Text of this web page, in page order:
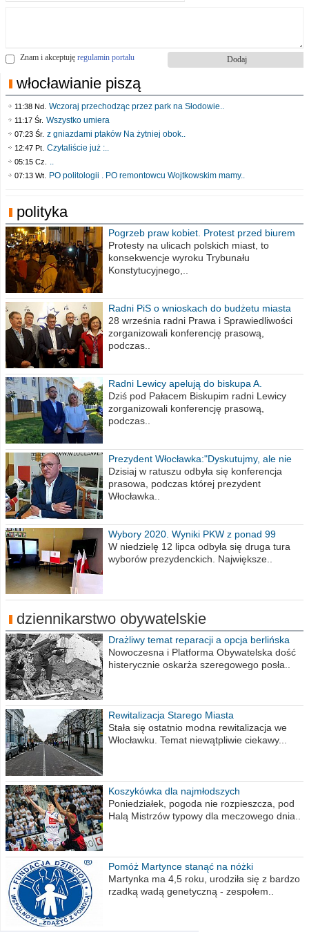
Znam i akceptuję regulamin portalu
włocławianie piszą
11:38 Nd. Wczoraj przechodząc przez park na Słodowie..
11:17 Śr. Wszystko umiera
07:23 Śr. z gniazdami ptaków Na żytniej obok..
12:47 Pt. Czytaliście już :..
05:15 Cz. ..
07:13 Wt. PO politologii . PO remontowcu Wojtkowskim mamy..
polityka
Pogrzeb praw kobiet. Protest przed biurem
poselskim PiS
Protesty na ulicach polskich miast, to
konsekwencje wyroku Trybunału
Konstytucyjnego,..
Radni PiS o wnioskach do budżetu miasta
na 2021 rok
28 września radni Prawa i Sprawiedliwości
zorganizowali konferencję prasową,
podczas..
Radni Lewicy apelują do biskupa A.
Wiesława Meringa
Dziś pod Pałacem Biskupim radni Lewicy
zorganizowali konferencję prasową,
podczas..
Prezydent Włocławka:"Dyskutujmy, ale nie
obrażajmy się”
Dzisiaj w ratuszu odbyła się konferencja
prasowa, podczas której prezydent
Włocławka..
Wybory 2020. Wyniki PKW z ponad 99
procent obwodów
W niedzielę 12 lipca odbyła się druga tura
wyborów prezydenckich. Największe..
dziennikarstwo obywatelskie
Drażliwy temat reparacji a opcja berlińska
Nowoczesna i Platforma Obywatelska dość
histerycznie oskarża szeregowego posła..
Rewitalizacja Starego Miasta
Stała się ostatnio modna rewitalizacja we
Włocławku. Temat niewątpliwie ciekawy...
Koszykówka dla najmłodszych
Poniedziałek, pogoda nie rozpieszcza, pod
Halą Mistrzów typowy dla meczowego dnia..
Pomóż Martynce stanąć na nóżki
Martynka ma 4,5 roku, urodziła się z bardzo
rzadką wadą genetyczną - zespołem..